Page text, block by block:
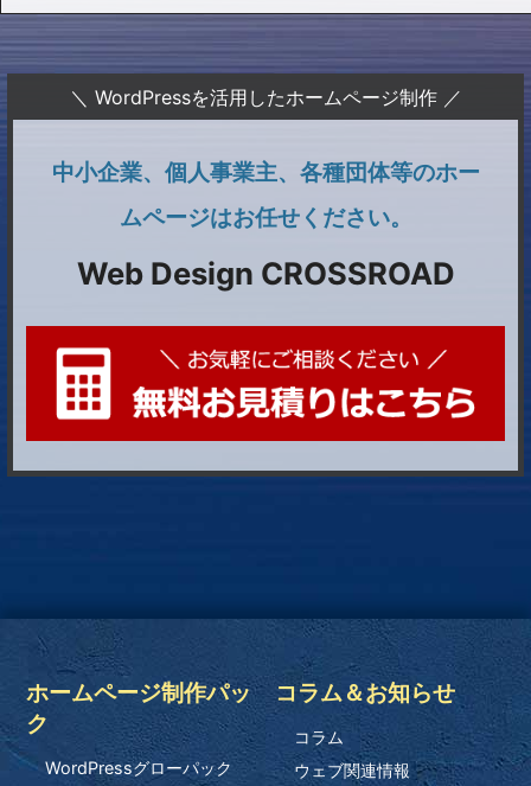
＼ WordPressを活用したホームページ制作 ／
中小企業、個人事業主、各種団体等のホー
ムページはお任せください。
Web Design CROSSROAD
ホームページ制作パッ
ク
WordPressグローパック
コラム＆お知らせ
コラム
ウェブ関連情報